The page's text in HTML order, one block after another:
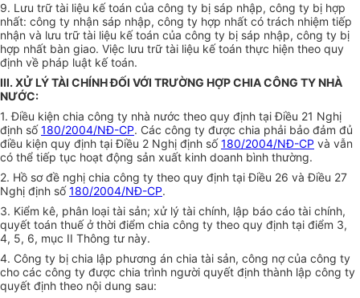
9. Lưu trữ tài liệu kế toán của công ty bị sáp nhập, công ty bị hợp
nhất: công ty nhận sáp nhập, công ty hợp nhất có trách nhiệm tiếp
nhận và lưu trữ tài liệu kế toán của công ty bị sáp nhập, công ty bị
hợp nhất bàn giao. Việc lưu trữ tài liệu kế toán thực hiện theo quy
định về pháp luật kế toán.
III. XỬ LÝ TÀI CHÍNH ĐỐI VỚI TRƯỜNG HỢP CHIA CÔNG TY NHÀ
NƯỚC:
1. Điều kiện chia công ty nhà nước theo quy định tại Điều 21 Nghị
định số180/2004/NĐ-CP. Các công ty được chia phải bảo đảm đủ
điều kiện quy định tại Điều 2 Nghị định số180/2004/NĐ-CP và vẫn
có thể tiếp tục hoạt động sản xuất kinh doanh bình thường.
2. Hồ sơ đề nghị chia công ty theo quy định tại Điều 26 và Điều 27
Nghị định số180/2004/NĐ-CP.
3. Kiểm kê, phân loại tài sản; xử lý tài chính, lập báo cáo tài chính,
quyết toán thuế ở thời điểm chia công ty theo quy định tại điểm 3,
4, 5, 6, mục II Thông tư này.
4. Công ty bị chia lập phương án chia tài sản, công nợ của công ty
cho các công ty được chia trình người quyết định thành lập công ty
quyết định theo nội dung sau: